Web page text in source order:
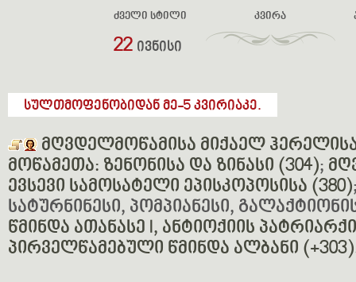
ძველი სტილი
22 ივნისი
კვირა
სულთმოფენობიდან მე-5 კვირიაკე.
მღვდელმოწამისა მიქაელ
მოწამეთა: ზენონისა და ზინასი (304);
ევსევი სამოსატელი ეპისკოპოსისა (380)
სატურნინესი, პომპიანესი,
წმინდა ათანასე I, ანტიოქიის პატრიარქი
პირველწამებული წმინდა ალბანი